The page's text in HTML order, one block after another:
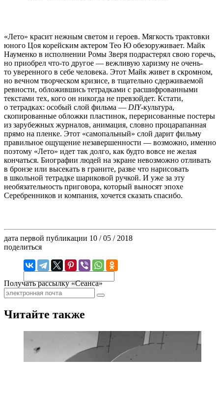
«Лето» красит нежным светом и героев. Мягкость трактовки
юного Цоя корейским актером Тео Ю обезоруживает. Майк
Науменко в исполнении Ромы Зверя подрастерял свою горечь,
но приобрел что-то другое — вежливую харизму не очень-
то уверенного в себе человека. Этот Майк живет в скромном,
но вечном творческом кризисе, в тщательно сдерживаемой
ревности, обложившись тетрадками с расшифрованными
текстами тех, кого он никогда не превзойдет. Кстати,
о тетрадках: особый слой фильма — DIY-культура,
скопированные обложки пластинок, перерисованные постеры
из зарубежных журналов, анимация, словно процарапанная
прямо на пленке. Этот «самопальный» слой дарит фильму
правильное ощущение незавершенности — возможно, именно
поэтому «Лето» идет так долго, как будто вовсе не желая
кончаться. Биографии людей на экране невозможно отливать
в бронзе или высекать в граните, разве что нарисовать
в школьной тетрадке шариковой ручкой. И уже за эту
необязательность приговора, который выносят эпохе
Серебренников и компания, хочется сказать спасибо.
дата первой публикации 10 / 05 / 2018
поделиться
Получать рассылку «Сеанса»
Читайте также